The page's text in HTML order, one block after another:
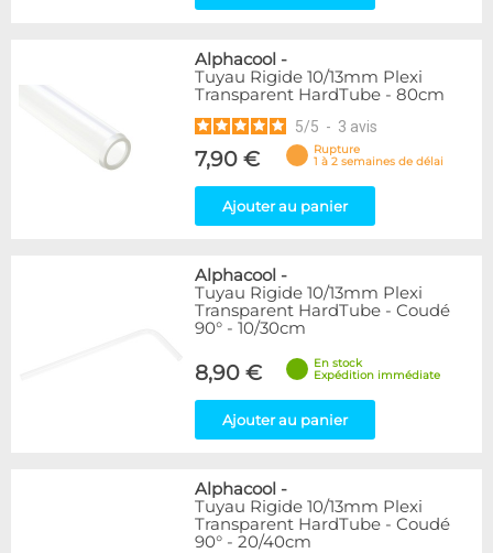
Alphacool -
Tuyau Rigide 10/13mm Plexi
Transparent HardTube - 80cm
5/5 - 3 avis
7,90 €
Rupture
1 à 2 semaines de délai
Ajouter au panier
Alphacool -
Tuyau Rigide 10/13mm Plexi
Transparent HardTube - Coudé
90° - 10/30cm
8,90 €
En stock
Expédition immédiate
Ajouter au panier
Alphacool -
Tuyau Rigide 10/13mm Plexi
Transparent HardTube - Coudé
90° - 20/40cm